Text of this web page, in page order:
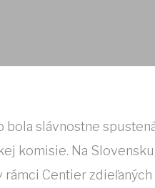
slávnostne
komisie. Na
Centier